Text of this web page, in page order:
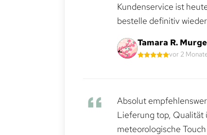
Kundenservice ist
bestelle definitiv
Tamara R.
vor 2
Absolut
Lieferung top, Qualität
meteorologische